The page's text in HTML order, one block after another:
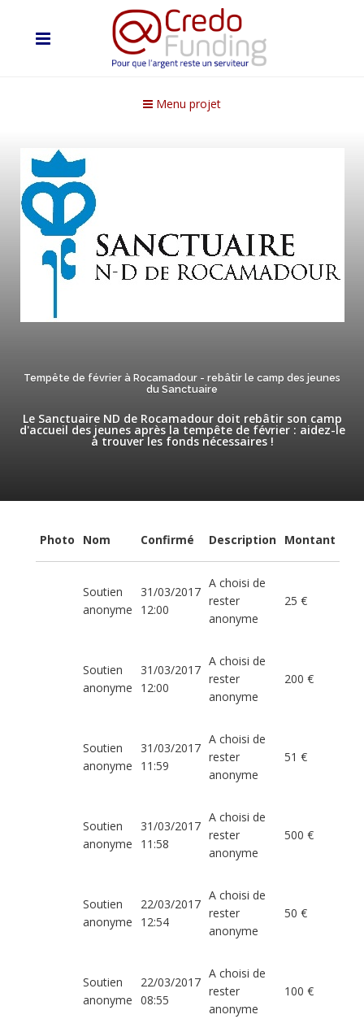
Menu projet
Tempête de février à Rocamadour - rebâtir le camp des jeunes
du Sanctuaire
Le Sanctuaire ND de Rocamadour doit rebâtir son camp
d'accueil des jeunes après la tempête de février : aidez-le
à trouver les fonds nécessaires !
Photo Nom Confirmé Description Montant
Soutien
anonyme
31/03/2017
12:00
A choisi de
rester
anonyme
25 €
Soutien
anonyme
31/03/2017
12:00
A choisi de
rester
anonyme
200 €
Soutien
anonyme
31/03/2017
11:59
A choisi de
rester
anonyme
51 €
Soutien
anonyme
31/03/2017
11:58
A choisi de
rester
anonyme
500 €
Soutien
anonyme
22/03/2017
12:54
A choisi de
rester
anonyme
50 €
Soutien
anonyme
22/03/2017
08:55
A choisi de
rester
anonyme
100 €